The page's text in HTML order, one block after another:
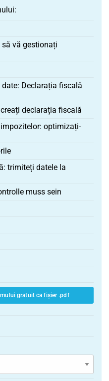
să vă gestionați
date: Declarația fiscală
declarația fiscală
optimizați-
trimiteți datele la
muss sein
gratuit ca fișier .pdf